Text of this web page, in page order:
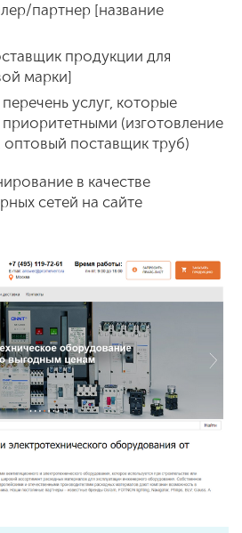
партнер [название
продукции для
марки]
услуг, которые
приоритетными (изготовление
оптовый поставщик труб)
в качестве
сетей на сайте